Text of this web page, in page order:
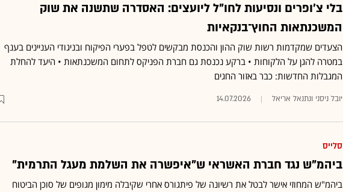
בלי צ'ופרים ונסיעות לחו"ל ליועצים: האסדרה שתשנה את שוק
המשכנתאות החוץ־בנקאיות
הצעדים שמקדמות רשות שוק ההון והכנסת מבקשים לטפל בפערי הפיקוח ובניגודי העניינים בענף
במטרה להגן על הלקוחות • ברקע נכנסת גם חברת הפניקס לתחום המשכנתאות • היעד להחלת
המגבלות החדשות: כבר באזור החגים
יובל ניסני ונתנאל אריאל 14.07.2026
סלייס
ביהמ"ש נגד חברת האשראי ש"איפשרה את השלמת מעגל התרמית"
ביהמ"ש המחוזי אישר לבטל את רשיונה של פיתגורס אחרי שקיבלה מימון מגופים של סוכן הביטוח